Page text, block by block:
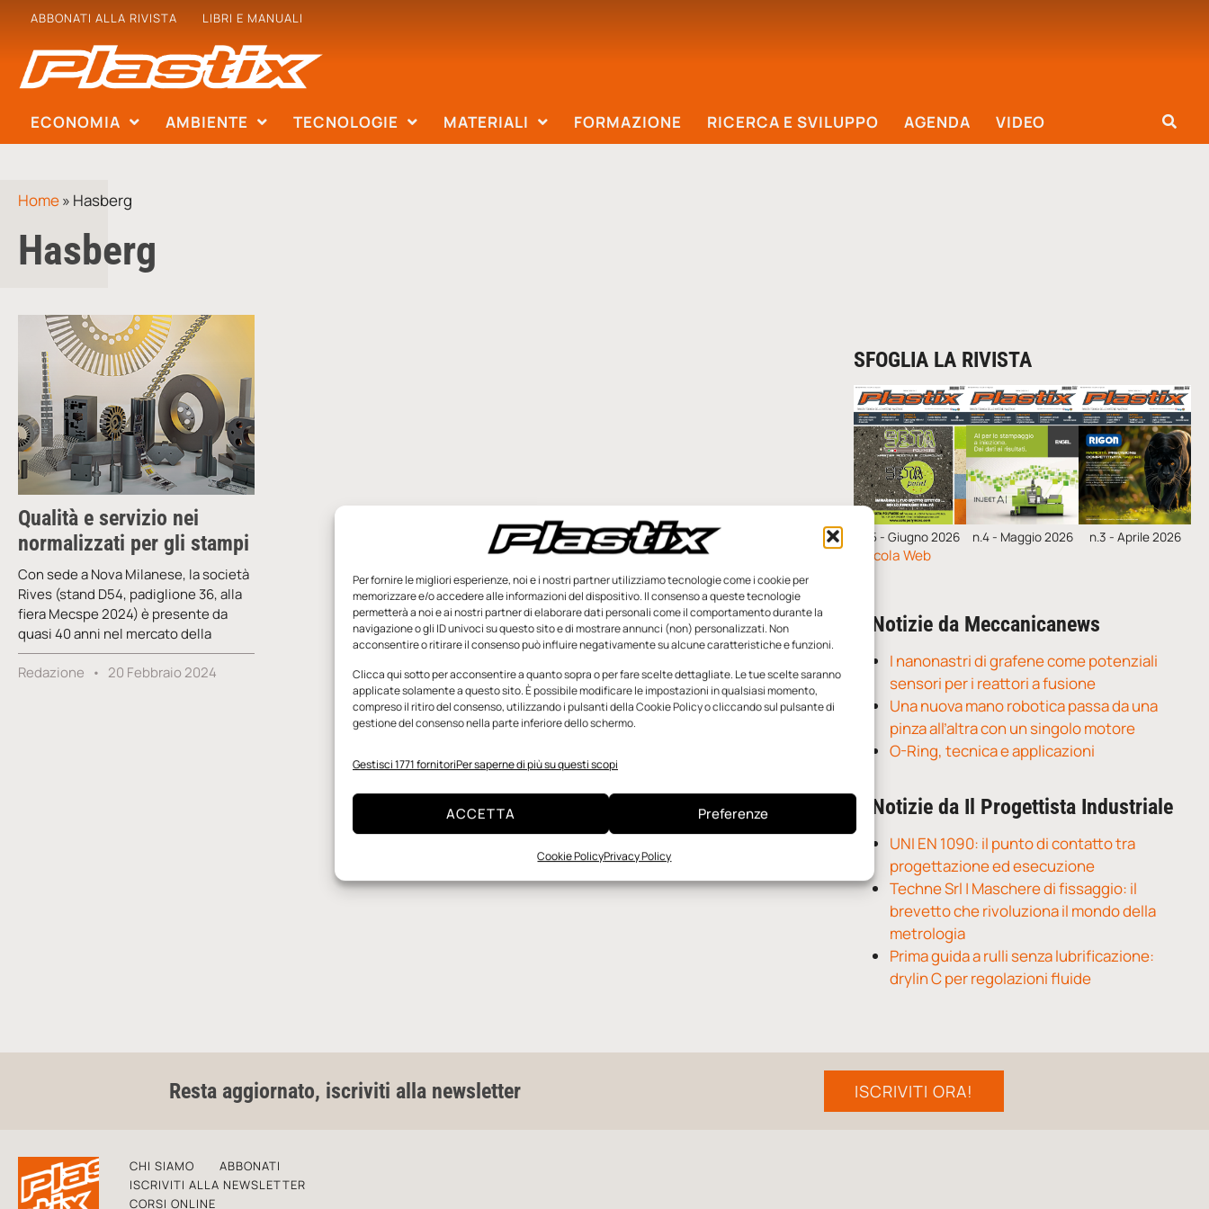
Per fornire le migliori esperienze, noi e i nostri partner utilizziamo tecnologie come i cookie per
memorizzare e/o accedere alle informazioni del dispositivo. Il consenso a queste tecnologie
permetterà a noi e ai nostri partner di elaborare dati personali come il comportamento durante la
navigazione o gli ID univoci su questo sito e di mostrare annunci (non) personalizzati. Non
acconsentire o ritirare il consenso può influire negativamente su alcune caratteristiche e funzioni.
Clicca qui sotto per acconsentire a quanto sopra o per fare scelte dettagliate. Le tue scelte saranno
applicate solamente a questo sito. È possibile modificare le impostazioni in qualsiasi momento,
compreso il ritiro del consenso, utilizzando i pulsanti della Cookie Policy o cliccando sul pulsante di
gestione del consenso nella parte inferiore dello schermo.
Gestisci 1771 fornitoriPer saperne di più su questi scopi
ACCETTA Preferenze
Cookie PolicyPrivacy Policy
ABBONATI ALLA RIVISTA LIBRI E MANUALI
ECONOMIA AMBIENTE TECNOLOGIE MATERIALI FORMAZIONE RICERCA E SVILUPPO AGENDA VIDEO
Home» Hasberg
Hasberg
Qualità e servizio nei
normalizzati per gli stampi
Con sede a Nova Milanese, la società
Rives (stand D54, padiglione 36, alla
fiera Mecspe 2024) è presente da
quasi 40 anni nel mercato della
Redazione 20 Febbraio 2024
SFOGLIA LA RIVISTA
n.5 - Giugno 2026 n.4 - Maggio 2026 n.3 - Aprile 2026
Edicola Web
Notizie da Meccanicanews
I nanonastri di grafene come potenziali
sensori per i reattori a fusione
Una nuova mano robotica passa da una
pinza all’altra con un singolo motore
O-Ring, tecnica e applicazioni
Notizie da Il Progettista Industriale
UNI EN 1090: il punto di contatto tra
progettazione ed esecuzione
Techne Srl | Maschere di fissaggio: il
brevetto che rivoluziona il mondo della
metrologia
Prima guida a rulli senza lubrificazione:
drylin C per regolazioni fluide
Resta aggiornato, iscriviti alla newsletter ISCRIVITI ORA!
CHI SIAMO
ABBONATI
ISCRIVITI ALLA NEWSLETTER
CORSI ONLINE